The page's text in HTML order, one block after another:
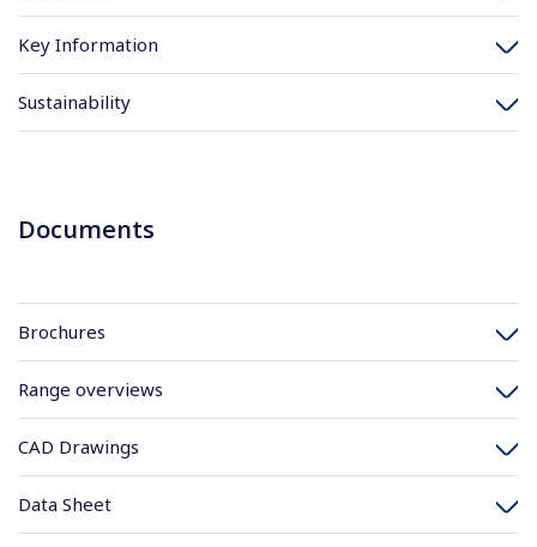
Key Information
Sustainability
Documents
Brochures
Range overviews
CAD Drawings
Data Sheet